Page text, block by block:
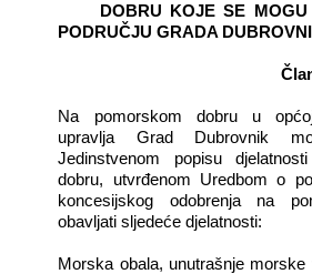
DOBRU KOJE SE
PODRUČJU GRADA
Na pomorskom dobru u
upravlja Grad Dubrovnik
Jedinstvenom popisu
dobru, utvrđenom Uredbom o
koncesijskog odobrenja na
obavljati sljedeće djelatnosti:
Morska obala, unutrašnje morske